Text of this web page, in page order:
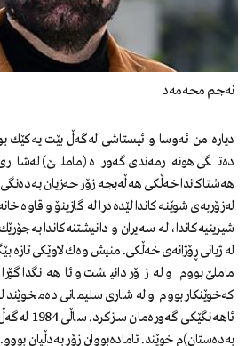
نه‌جم محه‌مه‌د
دیاره‌ من ئه‌وسا و ئیستاشی له‌گه‌ڵ بێت یه‌كێك
ده‌تگی هونه‌رمه‌ندی گه‌وره‌ (ماملێ‌)
هه‌شتاكاندا خه‌ڵكی هه‌ڵه‌بجه‌ زۆر حه‌زیان به‌ده‌نگی
له‌زۆربه‌ی شوێنه‌كاندا لێده‌درا له‌ گازینۆ و
شیرینیه‌كاندا، له‌ سه‌یران و دانیشتنه‌كاندا
له‌ ژیانی ڕۆژانه‌ی خه‌ڵكی. منیش وه‌ك لاوێكی تازه‌
ماملێ‌ بووم و له‌زۆر دانیشت و ئاهه‌نگدا
كه‌خوێنكار بووم و له‌شاری سلیمانی
ئاهه‌نگێكی